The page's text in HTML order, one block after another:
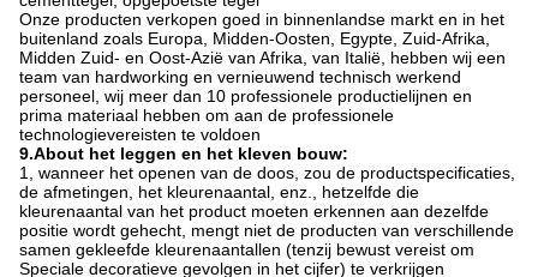
Onze producten verkopen goed in binnenlandse markt en in het
buitenland zoals Europa, Midden-Oosten, Egypte, Zuid-Afrika,
Midden Zuid- en Oost-Azië van Afrika, van Italië, hebben wij een
team van hardworking en vernieuwend technisch werkend
personeel, wij meer dan 10 professionele productielijnen en
prima materiaal hebben om aan de professionele
technologievereisten te voldoen
9.About het leggen en het kleven bouw:
1, wanneer het openen van de doos, zou de productspecificaties,
de afmetingen, het kleurenaantal, enz., hetzelfde die
kleurenaantal van het product moeten erkennen aan dezelfde
positie wordt gehecht, mengt niet de producten van verschillende
samen gekleefde kleurenaantallen (tenzij bewust vereist om
Speciale decoratieve gevolgen in het cijfer) te verkrijgen